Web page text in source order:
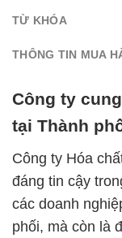
TỪ KHÓA
THÔNG TIN MUA
Công ty
tại Thành
Công ty Hóa
đáng tin cậy
các doanh
phối, mà còn là